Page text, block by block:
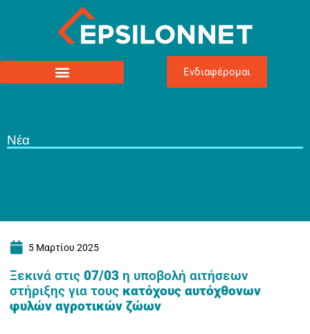
Ενδιαφέρομαι
Νέα
5 Μαρτίου 2025
Ξεκινά στις 07/03 η υποβολή αιτήσεων
στήριξης για τους κατόχους αυτόχθονων
φυλών αγροτικών ζώων